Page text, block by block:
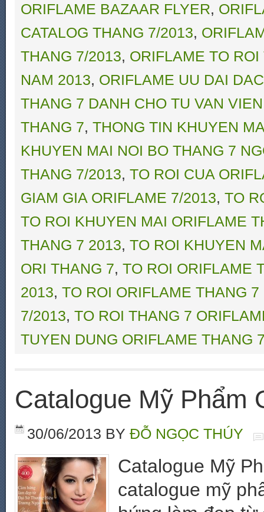
ORIFLAME BAZAAR FLYER,
CATALOG THANG 7/2013,
THANG 7/2013, ORIFLAME TO ROI
NAM 2013, ORIFLAME UU DAI
THANG 7 DANH CHO TU VAN
THANG 7, THONG TIN KHUYEN
KHUYEN MAI NOI BO THANG 7
THANG 7/2013, TO ROI CUA
GIAM GIA ORIFLAME 7/2013, TO
TO ROI KHUYEN MAI ORIFLAME
THANG 7 2013, TO ROI KHUYEN
ORI THANG 7, TO ROI ORIFLAME
2013, TO ROI ORIFLAME THANG
7/2013, TO ROI THANG 7
TUYEN DUNG ORIFLAME THANG
Catalogue Mỹ Phẩm
30/06/2013 BY ĐỖ NGỌC THÚY
Catalogue Mỹ
catalogue mỹ